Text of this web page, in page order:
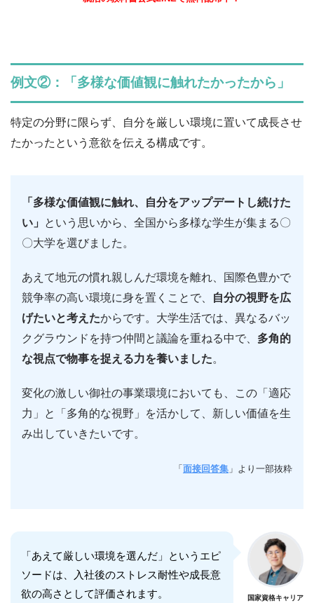
例文②：「多様な価値観に触れたかったから」
特定の分野に限らず、自分を厳しい環境に置いて成長させ
たかったという意欲を伝える構成です。
「多様な価値観に触れ、自分をアップデートし続けた
い」
という思いから、全国から多様な学生が集まる〇
〇大学を選びました。
あえて地元の慣れ親しんだ環境を離れ、国際色豊かで
競争率の高い環境に身を置くことで、
自分の視野を広
げたいと考えたからです。大学生活では、異なるバッ
クグラウンドを持つ仲間と議論を重ねる中で、 多角的
な視点で物事を捉える力を養いました。
変化の激しい御社の事業環境においても、この「適応
力」と「多角的な視野」を活かして、新しい価値を生
み出していきたいです。
「 面接回答集 」より一部抜粋
「あえて厳しい環境を選んだ」というエピ
ソードは、入社後のストレス耐性や成長意
欲の高さとして評価されます。
国家資格キャリア